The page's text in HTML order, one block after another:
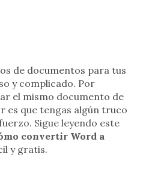
de documentos para tus
y complicado. Por
el mismo documento de
es que tengas algún truco
Sigue leyendo este
convertir Word a
y gratis.